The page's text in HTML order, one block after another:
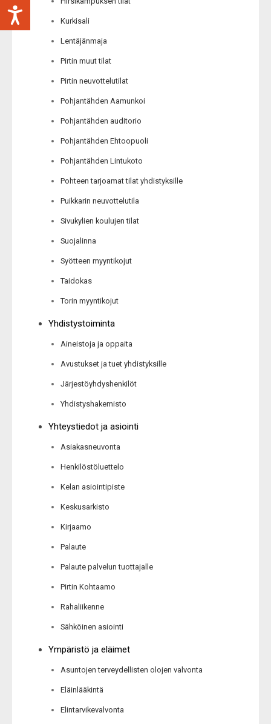
Kurkisali
Lentäjänmaja
Pirtin muut tilat
Pirtin neuvottelutilat
Pohjantähden Aamunkoi
Pohjantähden auditorio
Pohjantähden Ehtoopuoli
Pohjantähden Lintukoto
Pohteen tarjoamat tilat yhdistyksille
Puikkarin neuvottelutila
Sivukylien koulujen tilat
Suojalinna
Syötteen myyntikojut
Taidokas
Torin myyntikojut
Yhdistystoiminta
Aineistoja ja oppaita
Avustukset ja tuet yhdistyksille
Järjestöyhdyshenkilöt
Yhdistyshakemisto
Yhteystiedot ja asiointi
Asiakasneuvonta
Henkilöstöluettelo
Kelan asiointipiste
Keskusarkisto
Kirjaamo
Palaute
Palaute palvelun tuottajalle
Pirtin Kohtaamo
Rahaliikenne
Sähköinen asiointi
Ympäristö ja eläimet
Asuntojen terveydellisten olojen valvonta
Eläinlääkintä
Elintarvikevalvonta